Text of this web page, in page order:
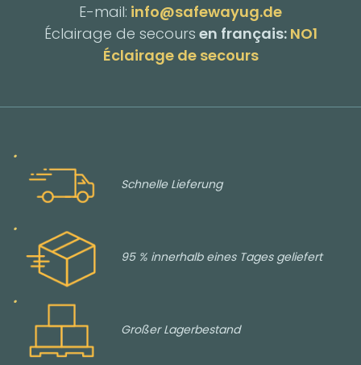
E-mail: info@safewayug.de
Éclairage de secours en français: NO1
Éclairage de secours
Schnelle Lieferung
95 % innerhalb eines Tages geliefert
Großer Lagerbestand